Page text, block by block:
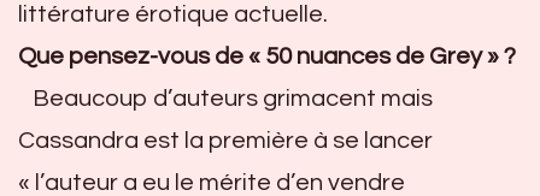
littérature érotique actuelle.
Que pensez-vous de « 50 nuances de Grey » ?
Beaucoup d’auteurs grimacent mais
Cassandra est la première à se lancer
« l’auteur a eu le mérite d’en vendre